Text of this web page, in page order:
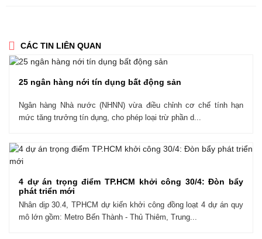
CÁC TIN LIÊN QUAN
25 ngân hàng nới tín dụng bất động sản
Ngân hàng Nhà nước (NHNN) vừa điều chỉnh cơ chế tính hạn
mức tăng trưởng tín dụng, cho phép loại trừ phần d...
4 dự án trọng điểm TP.HCM khởi công 30/4: Đòn bẩy
phát triển mới
Nhân dịp 30.4, TPHCM dự kiến khởi công đồng loạt 4 dự án quy
mô lớn gồm: Metro Bến Thành - Thủ Thiêm, Trung...